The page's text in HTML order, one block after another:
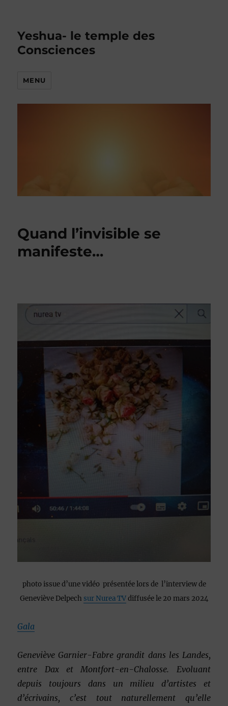
Yeshua- le temple des
Consciences
MENU
Quand l’invisible se
manifeste…
photo issue d’une vidéo présentée lors de l’interview de
Geneviève Delpech sur Nurea TVdiffusée le 20 mars 2024
Gala
Geneviève Garnier-Fabre grandit dans les Landes,
entre Dax et Montfort-en-Chalosse. Evoluant
depuis toujours dans un milieu d’artistes et
d’écrivains, c’est tout naturellement qu’elle